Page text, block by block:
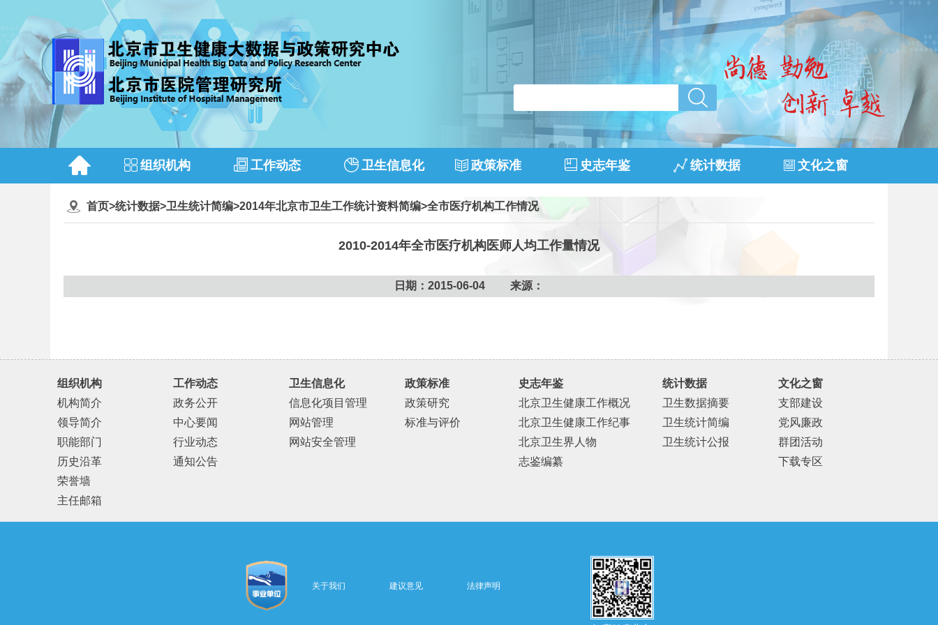
组织机构 工作动态 卫生信息化 政策标准 史志年鉴 统计数据 文化之窗
首页>统计数据>卫生统计简编>2014年北京市卫生工作统计资料简编>全市医疗机构工作情况
2010-2014年全市医疗机构医师人均工作量情况
日期：2015-06-04 来源：
组织机构
机构简介
领导简介
职能部门
历史沿革
荣誉墙
主任邮箱
工作动态
政务公开
中心要闻
行业动态
通知公告
卫生信息化
信息化项目管理
网站管理
网站安全管理
政策标准
政策研究
标准与评价
史志年鉴
北京卫生健康工作概况
北京卫生健康工作纪事
北京卫生界人物
志鉴编纂
统计数据
卫生数据摘要
卫生统计简编
卫生统计公报
文化之窗
支部建设
党风廉政
群团活动
下载专区
关于我们 建议意见 法律声明